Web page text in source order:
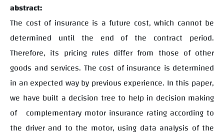
abstract:
The cost of insurance is a future cost, which cannot be
determined until the end of the contract period.
Therefore, its pricing rules differ from those of other
goods and services. The cost of insurance is determined
in an expected way by previous experience. In this paper,
we have built a decision tree to help in decision making
of complementary motor insurance rating according to
the driver and to the motor, using data analysis of the